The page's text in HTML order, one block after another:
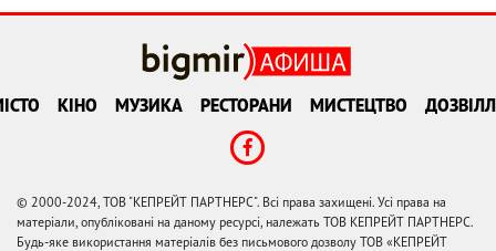
КІНО МУЗИКА РЕСТОРАНИ МИСТЕЦТВО
© 2000-2024, ТОВ "КЕПРЕЙТ ПАРТНЕРС". Всі права захищені. Усі права на
матеріали, опубліковані на даному ресурсі, належать ТОВ КЕПРЕЙТ ПАРТНЕРС.
Будь-яке використання матеріалів без письмового дозволу ТОВ «КЕПРЕЙТ